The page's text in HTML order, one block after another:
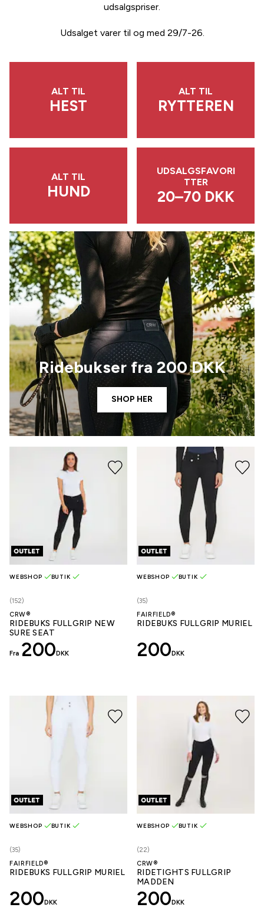
udsalgspriser.
Udsalget varer til og med 29/7-26.
ALT TIL
HEST
ALT TIL
RYTTEREN
ALT TIL
HUND
UDSALGSFAVORI
TTER
20–70 DKK
Ridebukser fra 200 DKK
SHOP HER
(152)
WEBSHOP BUTIK
CRW®
RIDEBUKS FULLGRIP NEW
SURE SEAT
Fra 200DKK
(35)
WEBSHOP BUTIK
FAIRFIELD®
RIDEBUKS FULLGRIP MURIEL
200DKK
(35)
WEBSHOP BUTIK
FAIRFIELD®
RIDEBUKS FULLGRIP MURIEL
200DKK
(22)
WEBSHOP BUTIK
CRW®
RIDETIGHTS FULLGRIP
MADDEN
200DKK